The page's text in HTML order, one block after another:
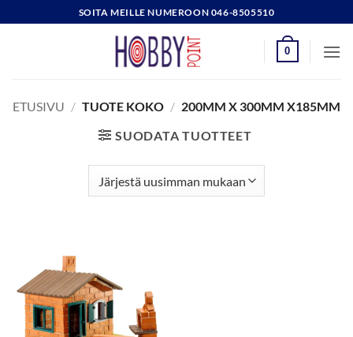
to
SOITA MEILLE NUMEROON 046-8505510
0
ETUSIVU / TUOTE KOKO / 200MM X 300MM X185MM
SUODATA TUOTTEET